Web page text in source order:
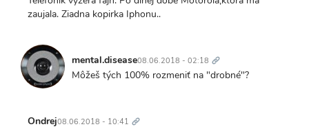
zaujala. Ziadna kopirka Iphonu..
mental.disease08.06.2018 - 02:18 odkaz
Môžeš tých 100% rozmeniť na "drobné"?
Ondrej08.06.2018 - 10:41 odkaz